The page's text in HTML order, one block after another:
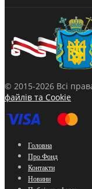
© 2015-2026 Всі
файлів та Cookie
Головна
Про Фонд
Контакти
Новини